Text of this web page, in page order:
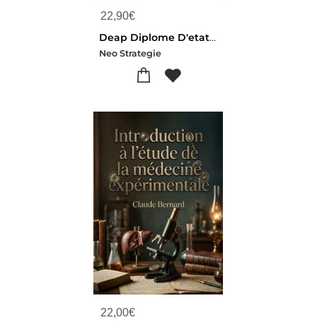
22,90€
Deap Diplome D'etat Auxiliaire De Puericulture : 900 Questions Reponses 70 Fiches De Revision
Neo Strategie
22,00€